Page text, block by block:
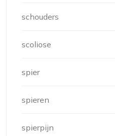
schouders
scoliose
spier
spieren
spierpijn